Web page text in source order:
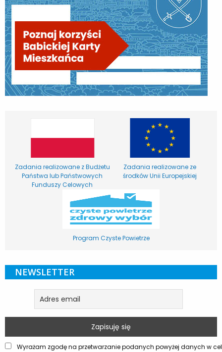
Zadania realizowane z Budżetu
Państwa lub Państwowych
Funduszy Celowych
Zadania realizowane ze
środków Unii Europejskiej
Program Czyste Powietrze
NEWSLETTER
Wyrażam zgodę na przetwarzanie podanych powyżej danych w